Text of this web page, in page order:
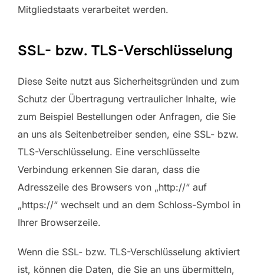
Mitgliedstaats verarbeitet werden.
SSL- bzw. TLS-Verschlüsselung
Diese Seite nutzt aus Sicherheitsgründen und zum
Schutz der Übertragung vertraulicher Inhalte, wie
zum Beispiel Bestellungen oder Anfragen, die Sie
an uns als Seitenbetreiber senden, eine SSL- bzw.
TLS-Verschlüsselung. Eine verschlüsselte
Verbindung erkennen Sie daran, dass die
Adresszeile des Browsers von „http://“ auf
„https://“ wechselt und an dem Schloss-Symbol in
Ihrer Browserzeile.
Wenn die SSL- bzw. TLS-Verschlüsselung aktiviert
ist, können die Daten, die Sie an uns übermitteln,